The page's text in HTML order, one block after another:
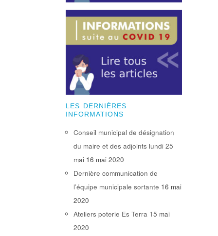
LES DERNIÈRES
INFORMATIONS
Conseil municipal de désignation
du maire et des adjoints lundi 25
mai 16 mai 2020
Dernière communication de
l’équipe municipale sortante 16 mai
2020
Ateliers poterie Es Terra 15 mai
2020